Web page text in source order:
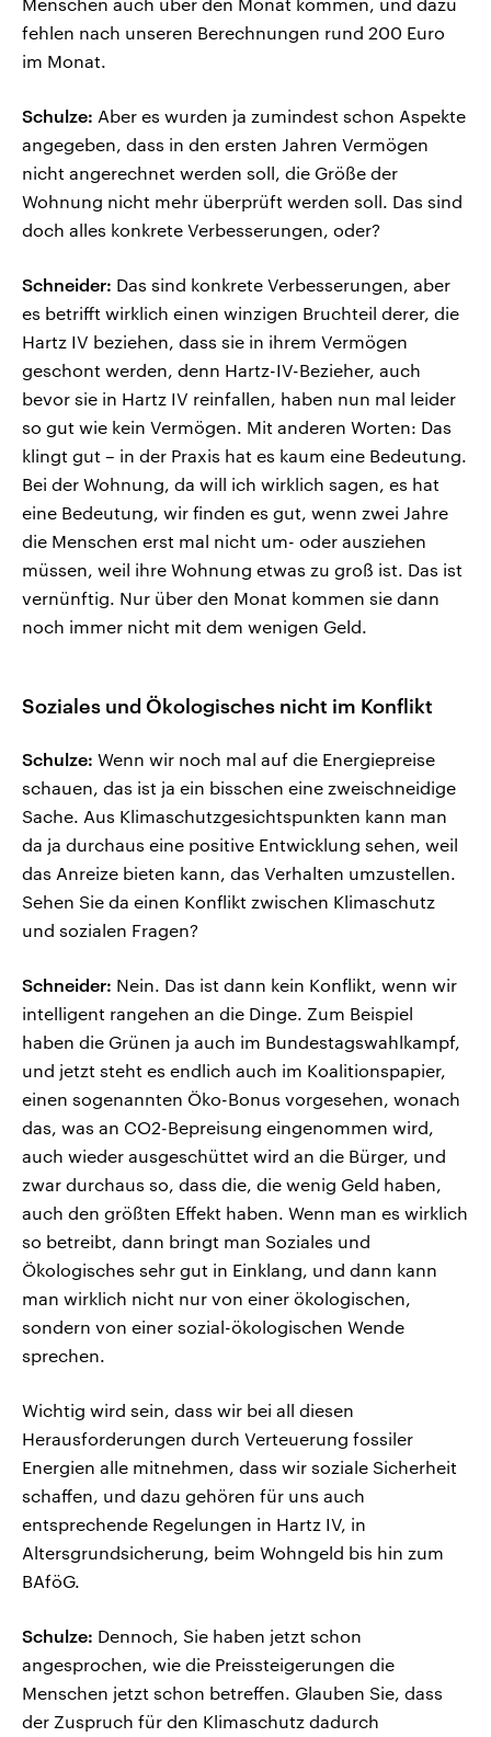
fehlen nach unseren Berechnungen rund 200 Euro
im Monat.
Schulze: Aber es wurden ja zumindest schon Aspekte
angegeben, dass in den ersten Jahren Vermögen
nicht angerechnet werden soll, die Größe der
Wohnung nicht mehr überprüft werden soll. Das sind
doch alles konkrete Verbesserungen, oder?
Schneider: Das sind konkrete Verbesserungen, aber
es betrifft wirklich einen winzigen Bruchteil derer, die
Hartz IV beziehen, dass sie in ihrem Vermögen
geschont werden, denn Hartz-IV-Bezieher, auch
bevor sie in Hartz IV reinfallen, haben nun mal leider
so gut wie kein Vermögen. Mit anderen Worten: Das
klingt gut – in der Praxis hat es kaum eine Bedeutung.
Bei der Wohnung, da will ich wirklich sagen, es hat
eine Bedeutung, wir finden es gut, wenn zwei Jahre
die Menschen erst mal nicht um- oder ausziehen
müssen, weil ihre Wohnung etwas zu groß ist. Das ist
vernünftig. Nur über den Monat kommen sie dann
noch immer nicht mit dem wenigen Geld.
Soziales und Ökologisches nicht im Konflikt
Schulze: Wenn wir noch mal auf die Energiepreise
schauen, das ist ja ein bisschen eine zweischneidige
Sache. Aus Klimaschutzgesichtspunkten kann man
da ja durchaus eine positive Entwicklung sehen, weil
das Anreize bieten kann, das Verhalten umzustellen.
Sehen Sie da einen Konflikt zwischen Klimaschutz
und sozialen Fragen?
Schneider: Nein. Das ist dann kein Konflikt, wenn wir
intelligent rangehen an die Dinge. Zum Beispiel
haben die Grünen ja auch im Bundestagswahlkampf,
und jetzt steht es endlich auch im Koalitionspapier,
einen sogenannten Öko-Bonus vorgesehen, wonach
das, was an CO2-Bepreisung eingenommen wird,
auch wieder ausgeschüttet wird an die Bürger, und
zwar durchaus so, dass die, die wenig Geld haben,
auch den größten Effekt haben. Wenn man es wirklich
so betreibt, dann bringt man Soziales und
Ökologisches sehr gut in Einklang, und dann kann
man wirklich nicht nur von einer ökologischen,
sondern von einer sozial-ökologischen Wende
sprechen.
Wichtig wird sein, dass wir bei all diesen
Herausforderungen durch Verteuerung fossiler
Energien alle mitnehmen, dass wir soziale Sicherheit
schaffen, und dazu gehören für uns auch
entsprechende Regelungen in Hartz IV, in
Altersgrundsicherung, beim Wohngeld bis hin zum
BAföG.
Schulze: Dennoch, Sie haben jetzt schon
angesprochen, wie die Preissteigerungen die
Menschen jetzt schon betreffen. Glauben Sie, dass
der Zuspruch für den Klimaschutz dadurch